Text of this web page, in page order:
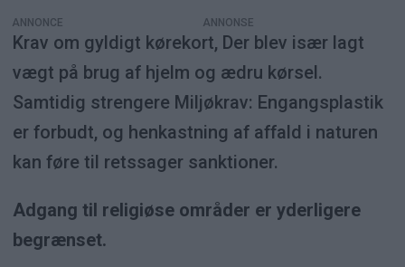
ANNONCE
Krav om gyldigt kørekort, Der blev især lagt
vægt på brug af hjelm og ædru kørsel.
Samtidig strengere Miljøkrav: Engangsplastik
er forbudt, og henkastning af affald i naturen
kan føre til retssager sanktioner.
Adgang til religiøse områder er yderligere
begrænset.